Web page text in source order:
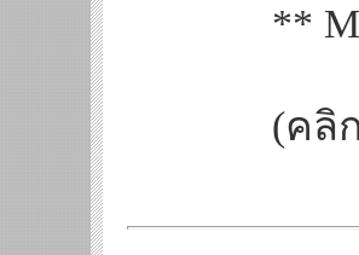
**
(คลิ